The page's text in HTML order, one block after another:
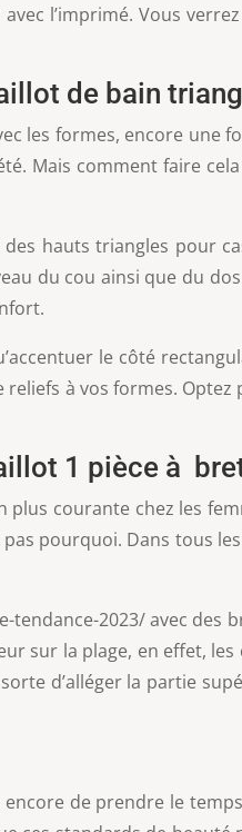
l’imprimé. Vous
de bain
les formes, encore une
Mais comment faire
hauts triangles pour
du cou ainsi que du
le côté
à vos formes. Optez
1 pièce à
courante chez les
pourquoi. Dans tous
2023/ avec des
sur la plage, en effet, les
d’alléger la partie
de prendre le